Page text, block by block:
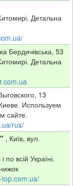
Детальна
Бердичівська, 53
Детальна
13
Используем
сайте.
rus/
, Київ, вул.
по всій Україні.